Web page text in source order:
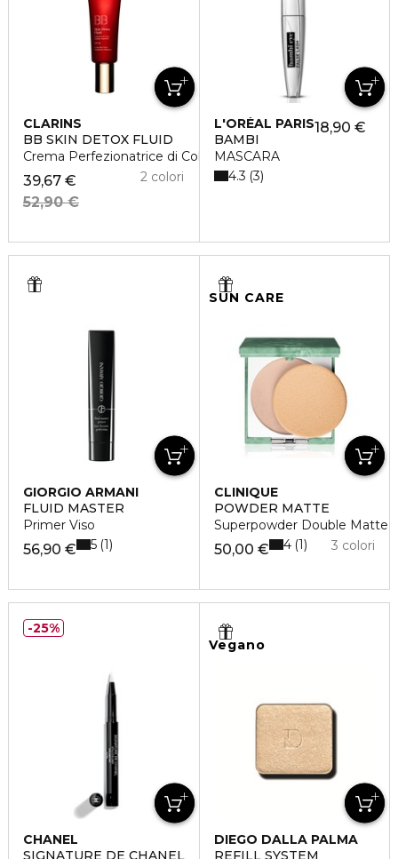
CLARINS
BB SKIN DETOX FLUID
Crema Perfezionatrice di Colorito
39,67 €
52,90 €
2 colori
L'ORÉAL PARIS
BAMBI
MASCARA
18,90 €
4.3 3
GIORGIO ARMANI
FLUID MASTER
Primer Viso
56,90 € 5 1
SUN CARE
CLINIQUE
POWDER MATTE
Superpowder Double Matte
50,00 € 3 colori
4 1
CHANEL
SIGNATURE DE CHANEL
25%
Vegano
DIEGO DALLA PALMA
REFILL SYSTEM